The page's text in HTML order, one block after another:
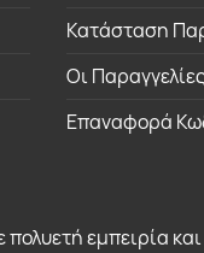
Κατάσταση
Οι
Επαναφορά
εμπειρία